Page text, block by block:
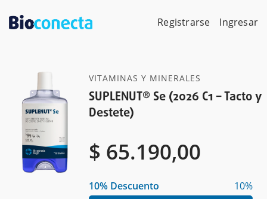
content Registrarse Ingresar
10% Descuento 10%
VITAMINAS Y MINERALES
SUPLENUT® Se (2026 C1 – Tacto y
Destete)
$ 65.190,00